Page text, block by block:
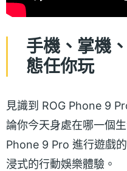
手機、掌機
態任你玩
見識到 ROG Phone 9
論你今天身處在哪一個
Phone 9 Pro 進行遊戲
浸式的行動娛樂體驗。